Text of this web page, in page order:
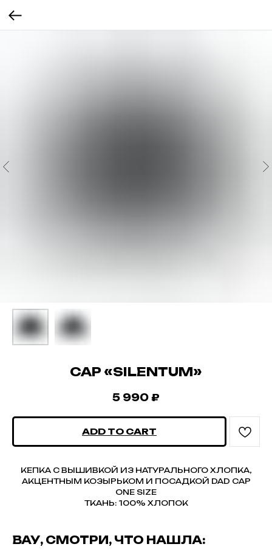
CAP «SILENTUM»
5 990 ₽
ADD TO CART
КЕПКА С ВЫШИВКОЙ ИЗ НАТУРАЛЬНОГО ХЛОПКА,
АКЦЕНТНЫМ КОЗЫРЬКОМ И ПОСАДКОЙ DAD CAP
ONE SIZE
ТКАНЬ: 100% ХЛОПОК
ВАУ, СМОТРИ, ЧТО НАШЛА: